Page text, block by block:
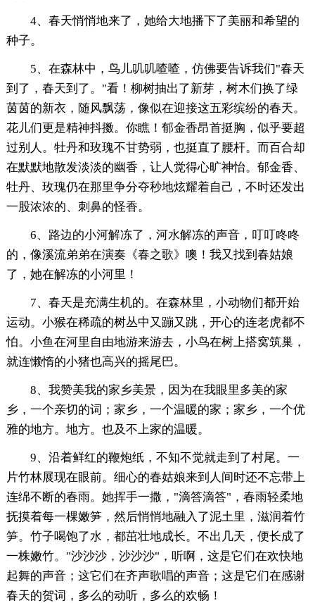
4、春天悄悄地来了，她给大地播下了美丽和希望的
种子。
5、在森林中，鸟儿叽叽喳喳，仿佛要告诉我们"春天
到了，春天到了。"看！柳树抽出了新芽，树木们换了绿
茵茵的新衣，随风飘荡，像似在迎接这五彩缤纷的春天。
花儿们更是精神抖擞。你瞧！郁金香昂首挺胸，似乎要超
过别人。牡丹和玫瑰不甘势弱，也挺直了腰杆。而百合却
在默默地散发淡淡的幽香，让人觉得心旷神怡。郁金香、
牡丹、玫瑰仍在那里争分夺秒地炫耀着自己，不时还发出
一股浓浓的、刺鼻的怪香。
6、路边的小河解冻了，河水解冻的声音，叮叮咚咚
的，像溪流弟弟在演奏《春之歌》噢！我又找到春姑娘
了，她在解冻的小河里！
7、春天是充满生机的。在森林里，小动物们都开始
运动。小猴在稀疏的树丛中又蹦又跳，开心的连老虎都不
怕。小鱼在河里自由地游来游去，小鸟在树上搭窝筑巢，
就连懒惰的小猪也高兴的摇尾巴。
8、我赞美我的家乡美景，因为在我眼里多美的家
乡，一个亲切的词；家乡，一个温暖的家；家乡，一个优
雅的地方。地方。也及不上家的温暖。
9、沿着鲜红的鞭炮纸，不知不觉就走到了村尾。一
片竹林展现在眼前。细心的春姑娘来到人间时还不忘带上
连绵不断的春雨。她挥手一撒，"滴答滴答"，春雨轻柔地
抚摸着每一棵嫩笋，然后悄悄地融入了泥土里，滋润着竹
笋。竹子喝饱了水，都茁壮地成长。不出几天，便长成了
一株嫩竹。"沙沙沙，沙沙沙"，听啊，这是它们在欢快地
起舞的声音；这它们在齐声歌唱的声音；这是它们在感谢
春天的贺词，多么的动听，多么的欢畅！